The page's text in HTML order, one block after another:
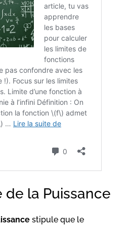
de la Puissance
stipule que le